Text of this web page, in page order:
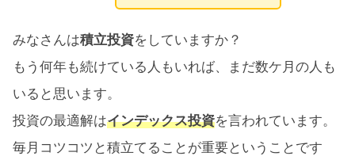
みなさんは積立投資をしていますか？
もう何年も続けている人もいれば、まだ数ケ月の人も
いると思います。
投資の最適解はインデックス投資を言われています。
毎月コツコツと積立てることが重要ということです